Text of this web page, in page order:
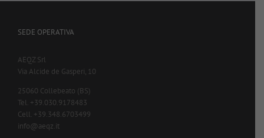
SEDE OPERATIVA
AEQZ Srl
Via Alcide de Gasperi, 10
25060 Collebeato (BS)
Tel. +39.030.9178483
Cell. +39.348.6703499
info@aeqz.it